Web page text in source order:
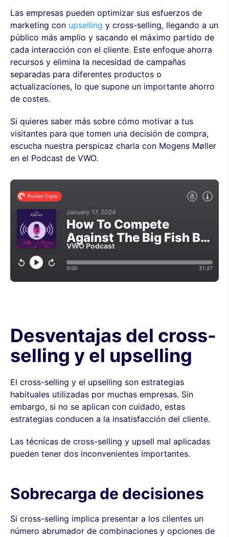
Las empresas pueden optimizar sus esfuerzos de
marketing con upselling y cross-selling, llegando a un
público más amplio y sacando el máximo partido de
cada interacción con el cliente. Este enfoque ahorra
recursos y elimina la necesidad de campañas
separadas para diferentes productos o
actualizaciones, lo que supone un importante ahorro
de costes.
Si quieres saber más sobre cómo motivar a tus
visitantes para que tomen una decisión de compra,
escucha nuestra perspicaz charla con Mogens Møller
en el Podcast de VWO.
Desventajas del cross-
selling y el upselling
El cross-selling y el upselling son estrategias
habituales utilizadas por muchas empresas. Sin
embargo, si no se aplican con cuidado, estas
estrategias conducen a la insatisfacción del cliente.
Las técnicas de cross-selling y upsell mal aplicadas
pueden tener dos inconvenientes importantes.
Sobrecarga de decisiones
Si cross-selling implica presentar a los clientes un
número abrumador de combinaciones y opciones de